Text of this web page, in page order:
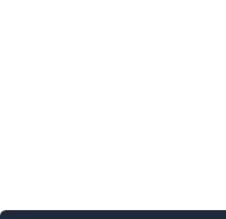
sunulmaktadır. Burada yer alan